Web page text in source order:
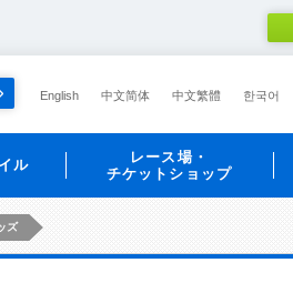
English 中文简体 中文繁體 한국어
ル
レース場・
チケットショップ
ズ